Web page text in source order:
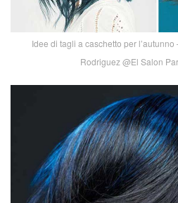
Idee di tagli a caschetto per
Rodriguez @El Salon